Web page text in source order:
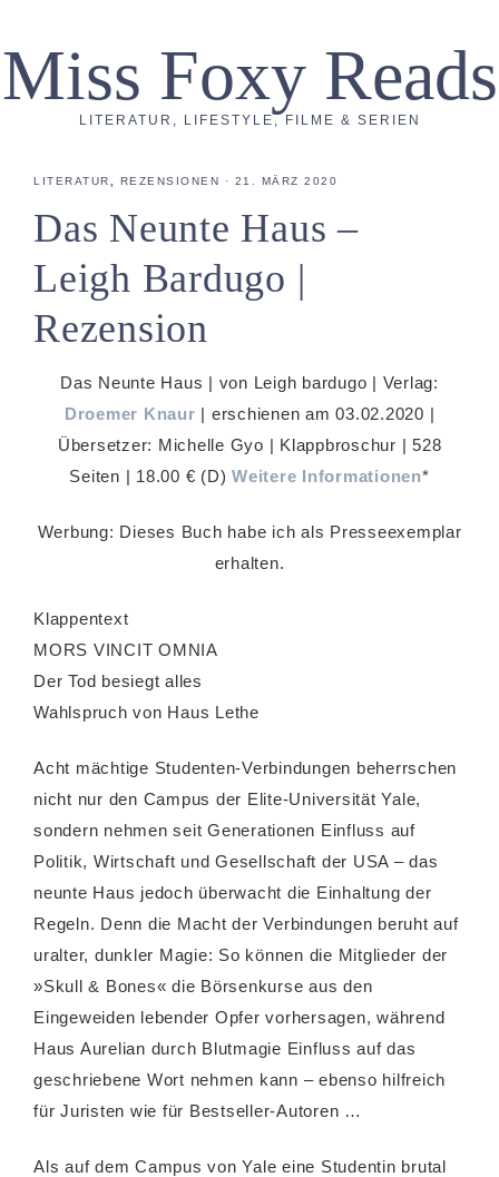
Miss Foxy Reads
LITERATUR, LIFESTYLE, FILME & SERIEN
LITERATUR REZENSIONEN · 21. MÄRZ 2020
Das Neunte Haus –
Leigh Bardugo |
Rezension
Das Neunte Haus | von Leigh bardugo | Verlag:
Droemer Knaur | erschienen am 03.02.2020 |
Übersetzer: Michelle Gyo | Klappbroschur | 528
Seiten | 18.00 € (D)Weitere Informationen*
Werbung: Dieses Buch habe ich als Presseexemplar
erhalten.
Klappentext
MORS VINCIT OMNIA
Der Tod besiegt alles
Wahlspruch von Haus Lethe
Acht mächtige Studenten-Verbindungen beherrschen
nicht nur den Campus der Elite-Universität Yale,
sondern nehmen seit Generationen Einfluss auf
Politik, Wirtschaft und Gesellschaft der USA – das
neunte Haus jedoch überwacht die Einhaltung der
Regeln. Denn die Macht der Verbindungen beruht auf
uralter, dunkler Magie: So können die Mitglieder der
»Skull & Bones« die Börsenkurse aus den
Eingeweiden lebender Opfer vorhersagen, während
Haus Aurelian durch Blutmagie Einfluss auf das
geschriebene Wort nehmen kann – ebenso hilfreich
für Juristen wie für Bestseller-Autoren …
Als auf dem Campus von Yale eine Studentin brutal